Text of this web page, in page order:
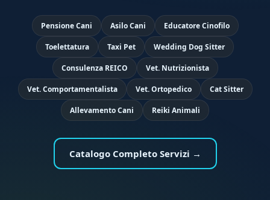
Pensione Cani Asilo Cani Educatore Cinofilo
Toelettatura Taxi Pet Wedding Dog Sitter
Consulenza REICO Vet. Nutrizionista
Vet. Comportamentalista Vet. Ortopedico Cat Sitter
Allevamento Cani Reiki Animali
Catalogo Completo Servizi →